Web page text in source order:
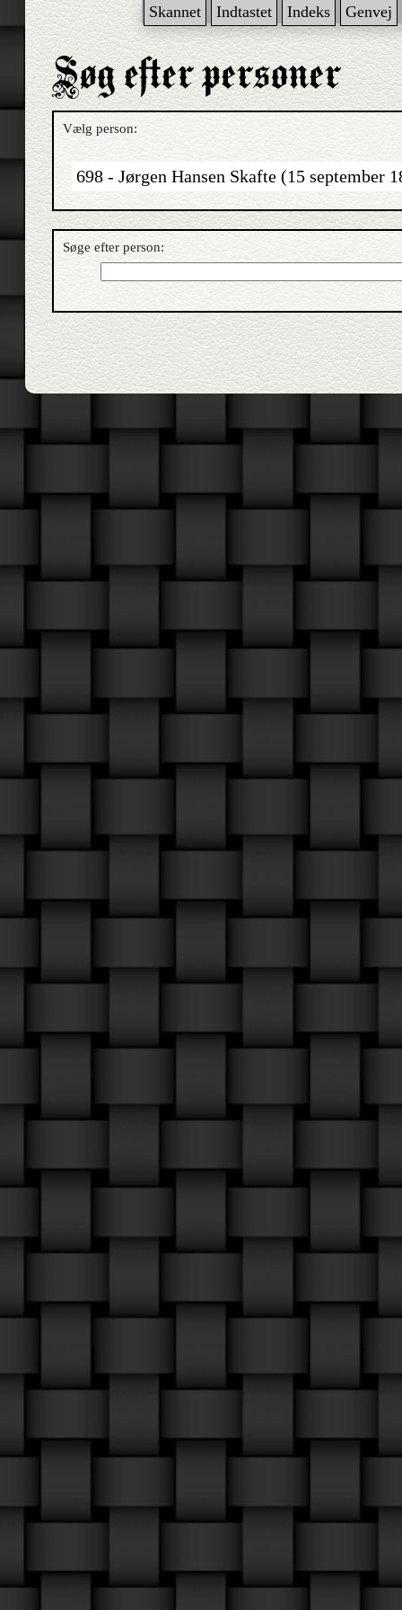
Skannet Indtastet Indeks Genvej
Vælg person:
698 - Jørgen Hansen Skafte (15 september
Søge efter person: